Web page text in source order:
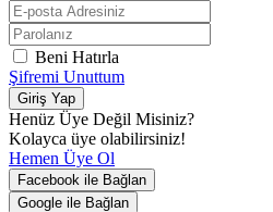
Beni Hatırla
Şifremi Unuttum
Giriş Yap
Henüz Üye Değil Misiniz?
Kolayca üye olabilirsiniz!
Hemen Üye Ol
Facebook ile Bağlan
Google ile Bağlan